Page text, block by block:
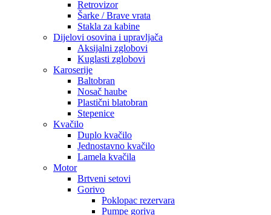
Retrovizor
Šarke / Brave vrata
Stakla za kabine
Dijelovi osovina i upravljača
Aksijalni zglobovi
Kuglasti zglobovi
Karoserije
Baltobran
Nosač haube
Plastični blatobran
Stepenice
Kvačilo
Duplo kvačilo
Jednostavno kvačilo
Lamela kvačila
Motor
Brtveni setovi
Gorivo
Poklopac rezervara
Pumpe goriva